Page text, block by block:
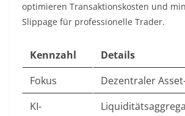
optimieren Transaktionskosten und
Slippage für professionelle Trader.​
Kennzahl
Details
Fokus
Dezentraler
KI-